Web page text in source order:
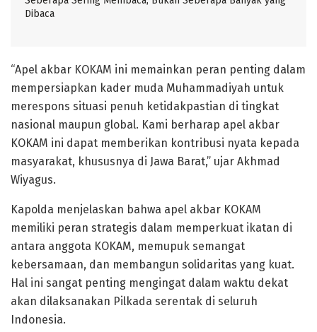
Dibaca
“Apel akbar KOKAM ini memainkan peran penting dalam
mempersiapkan kader muda Muhammadiyah untuk
merespons situasi penuh ketidakpastian di tingkat
nasional maupun global. Kami berharap apel akbar
KOKAM ini dapat memberikan kontribusi nyata kepada
masyarakat, khususnya di Jawa Barat,” ujar Akhmad
Wiyagus.
Kapolda menjelaskan bahwa apel akbar KOKAM
memiliki peran strategis dalam memperkuat ikatan di
antara anggota KOKAM, memupuk semangat
kebersamaan, dan membangun solidaritas yang kuat.
Hal ini sangat penting mengingat dalam waktu dekat
akan dilaksanakan Pilkada serentak di seluruh
Indonesia.